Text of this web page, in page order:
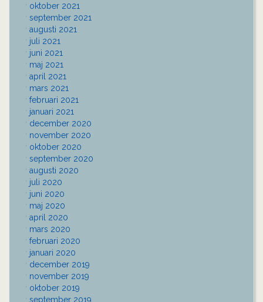
oktober 2021
september 2021
augusti 2021
juli 2021
juni 2021
maj 2021
april 2021
mars 2021
februari 2021
januari 2021
december 2020
november 2020
oktober 2020
september 2020
augusti 2020
juli 2020
juni 2020
maj 2020
april 2020
mars 2020
februari 2020
januari 2020
december 2019
november 2019
oktober 2019
september 2019